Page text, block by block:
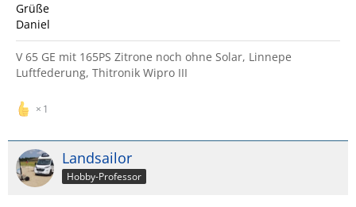
Grüße
Daniel
V 65 GE mit 165PS Zitrone noch ohne Solar, Linnepe
Luftfederung, Thitronik Wipro III
1
Landsailor
Hobby-Professor